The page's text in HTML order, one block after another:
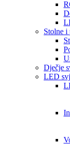
Stolne i
Dječje
LED